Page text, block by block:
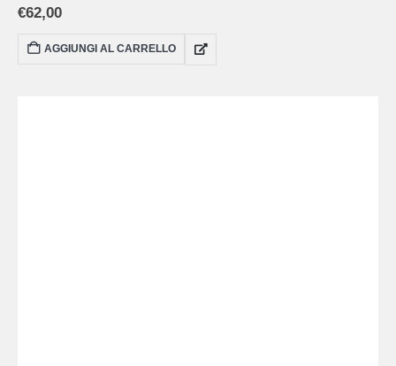
gestire la compressione
€62,00
AGGIUNGI AL CARRELLO